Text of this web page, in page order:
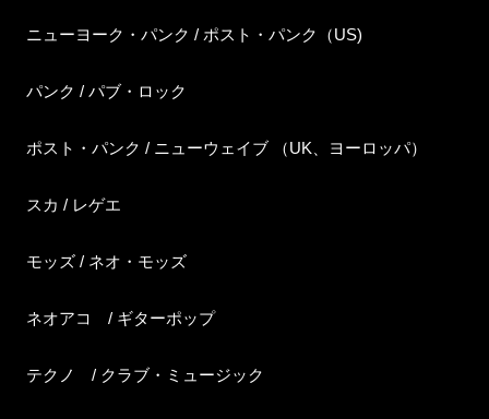
ニューヨーク・パンク / ポスト・パンク（US)
パンク / パブ・ロック
ポスト・パンク / ニューウェイブ （UK、ヨーロッパ）
スカ / レゲエ
モッズ / ネオ・モッズ
ネオアコ / ギターポップ
テクノ / クラブ・ミュージック